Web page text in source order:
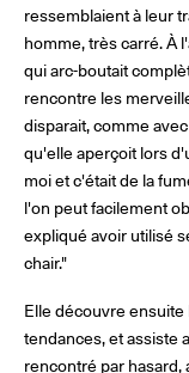
ressemblaient à leur
homme, très carré. À
qui arc-boutait
rencontre les
disparait, comme
qu'elle aperçoit lors
moi et c'était de la
l'on peut facilement
expliqué avoir utilisé
chair."
Elle découvre
tendances, et assiste
rencontré par hasard,